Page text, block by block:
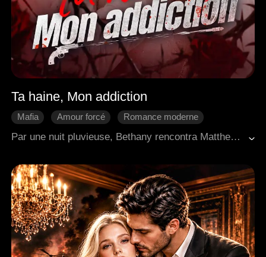
Ta haine, Mon addiction
Mafia Amour forcé
Romance moderne
Par une nuit pluvieuse, Bethany rencontra Matthew, le chef énigmatique d'une puissante famille criminelle. Dès qu'il posa les yeux sur elle, Matthew fut immédiatement envouté par elle et commença à la courtiser avec une détermination implacable. Au fil du temps, Bethany se surprit à tomber amoureuse de lui, malgré les dangers qui entouraient son monde.